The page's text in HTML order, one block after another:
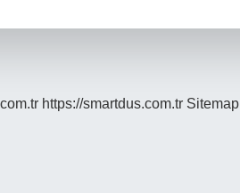
https://smartdus.com.tr Sitemap